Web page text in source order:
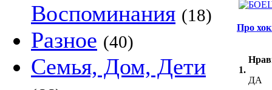
Воспоминания (18)
Разное (40)
Семья, Дом, Дети
Про
1.
ДА